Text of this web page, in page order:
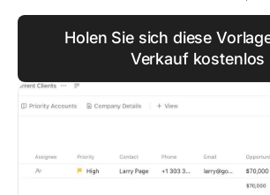
Holen Sie sich diese
Verkauf kostenlos